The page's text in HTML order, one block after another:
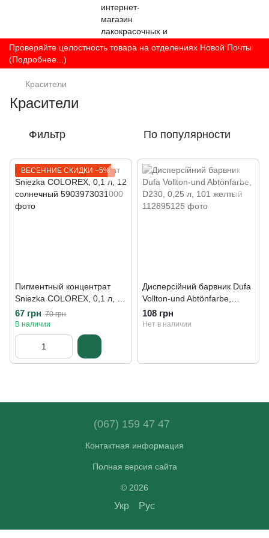
Проверяйте целостность товара на отделениях Новой Почты
(Подробнее...)
Красители
Красители
Фильтр По популярности
ВЕСЕННИЕ СКИДКИ −5%
Пигментный концентрат
Sniezka COLOREX, 0,1 л, 12
солнечный
67 грн 70 грн
В наличии
Дисперсійний барвник Dufa
Vollton-und Abtönfarbe,
D230, 0,25 л, 101 желтый
108 грн
Нет в наличии
(067) 159 47 47
Контактная информация
Полная версия сайта
© 2026
Укр Рус